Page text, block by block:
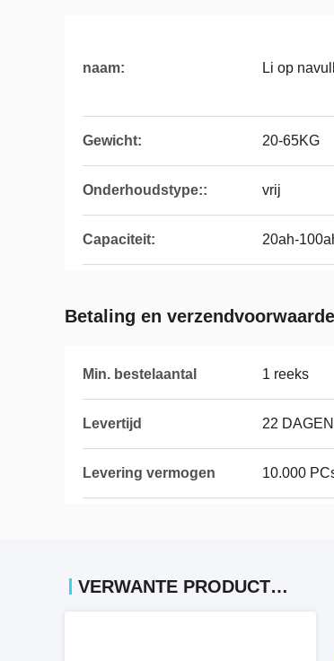
naam: Li op
Gewicht: 20-65KG
Onderhoudstype:: vrij
Capaciteit: 20ah-
Betaling en
Min. bestelaantal 1 reeks
Levertijd 22 DAGEN
Levering vermogen 10.000
VERWANTE PRODUCTEN